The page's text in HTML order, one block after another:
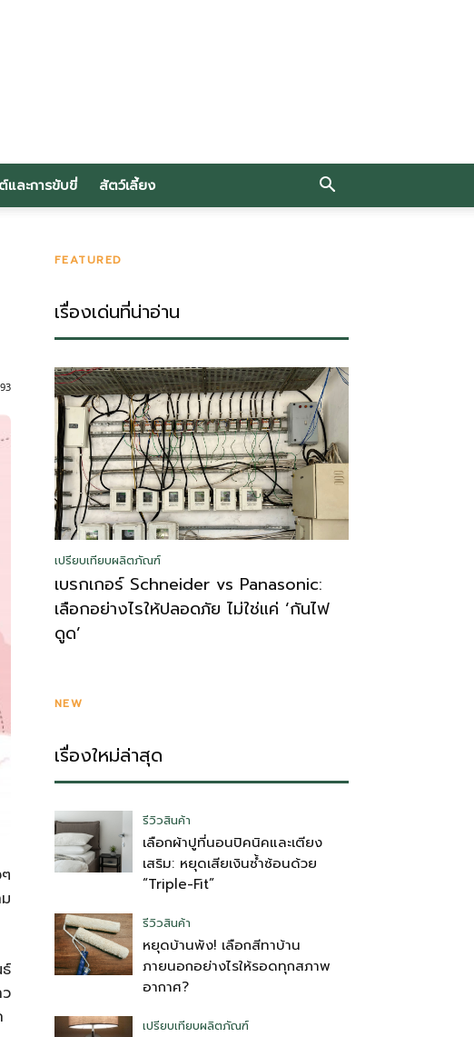
และการขับขี่ สัตว์เลี้ยง
FEATURED
เรื่องเด่นที่น่าอ่าน
เปรียบเทียบผลิตภัณฑ์
เบรกเกอร์ Schneider vs Panasonic:
เลือกอย่างไรให้ปลอดภัย ไม่ใช่แค่ ‘กันไฟ
ดูด’
NEW
เรื่องใหม่ล่าสุด
รีวิวสินค้า
เลือกผ้าปูที่นอนปิคนิคและเตียง
เสริม: หยุดเสียเงินซ้ำซ้อนด้วย
“Triple-Fit”
รีวิวสินค้า
หยุดบ้านพัง! เลือกสีทาบ้าน
ภายนอกอย่างไรให้รอดทุกสภาพ
อากาศ?
เปรียบเทียบผลิตภัณฑ์